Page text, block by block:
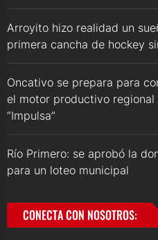
Arroyito hizo realidad un
primera cancha de hockey
Oncativo se prepara para
el motor productivo
“Impulsa”
Río Primero: se aprobó la
para un loteo municipal
CONECTA CON NOSOTROS: